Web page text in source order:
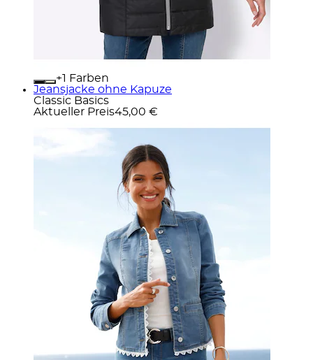
+
Farben
Jeansjacke ohne Kapuze
Classic Basics
Aktueller Preis45,00 €